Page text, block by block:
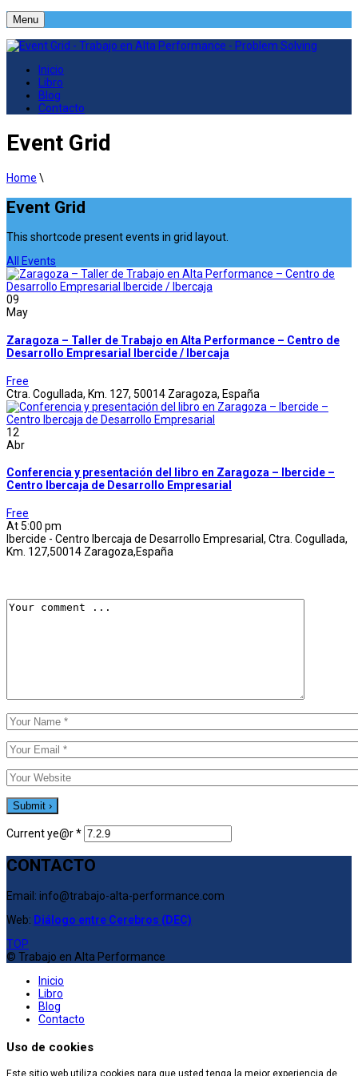
Menu
Inicio
Libro
Blog
Contacto
Event Grid
Home \
Event Grid
This shortcode present events in grid layout.
All Events
09
May
Zaragoza – Taller de Trabajo en Alta Performance – Centro de
Desarrollo Empresarial Ibercide / Ibercaja
Free
Ctra. Cogullada, Km. 127, 50014 Zaragoza, España
12
Abr
Conferencia y presentación del libro en Zaragoza – Ibercide –
Centro Ibercaja de Desarrollo Empresarial
Free
At 5:00 pm
Ibercide - Centro Ibercaja de Desarrollo Empresarial, Ctra. Cogullada,
Km. 127,50014 Zaragoza,España
Current ye@r*
CONTACTO
Email: info@trabajo-alta-performance.com
Web: Diálogo entre Cerebros (DEC)
TOP
© Trabajo en Alta Performance
Inicio
Libro
Blog
Contacto
Uso de cookies